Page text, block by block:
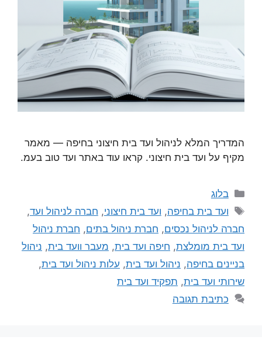
המדריך המלא לניהול ועד בית חיצוני בחיפה — מאמר
מקיף על ועד בית חיצוני. קראו עוד באתר ועד טוב בעמ.
בלוג
ועד בית בחיפה, ועד בית חיצוני, חברה לניהול ועד,
חברה לניהול נכסים, חברת ניהול בתים, חברת ניהול
ועד בית מומלצת, חיפה ועד בית, מעבר וועד בית, ניהול
בניינים בחיפה, ניהול ועד בית, עלות ניהול ועד בית,
שירותי ועד בית, תפקיד ועד בית
כתיבת תגובה